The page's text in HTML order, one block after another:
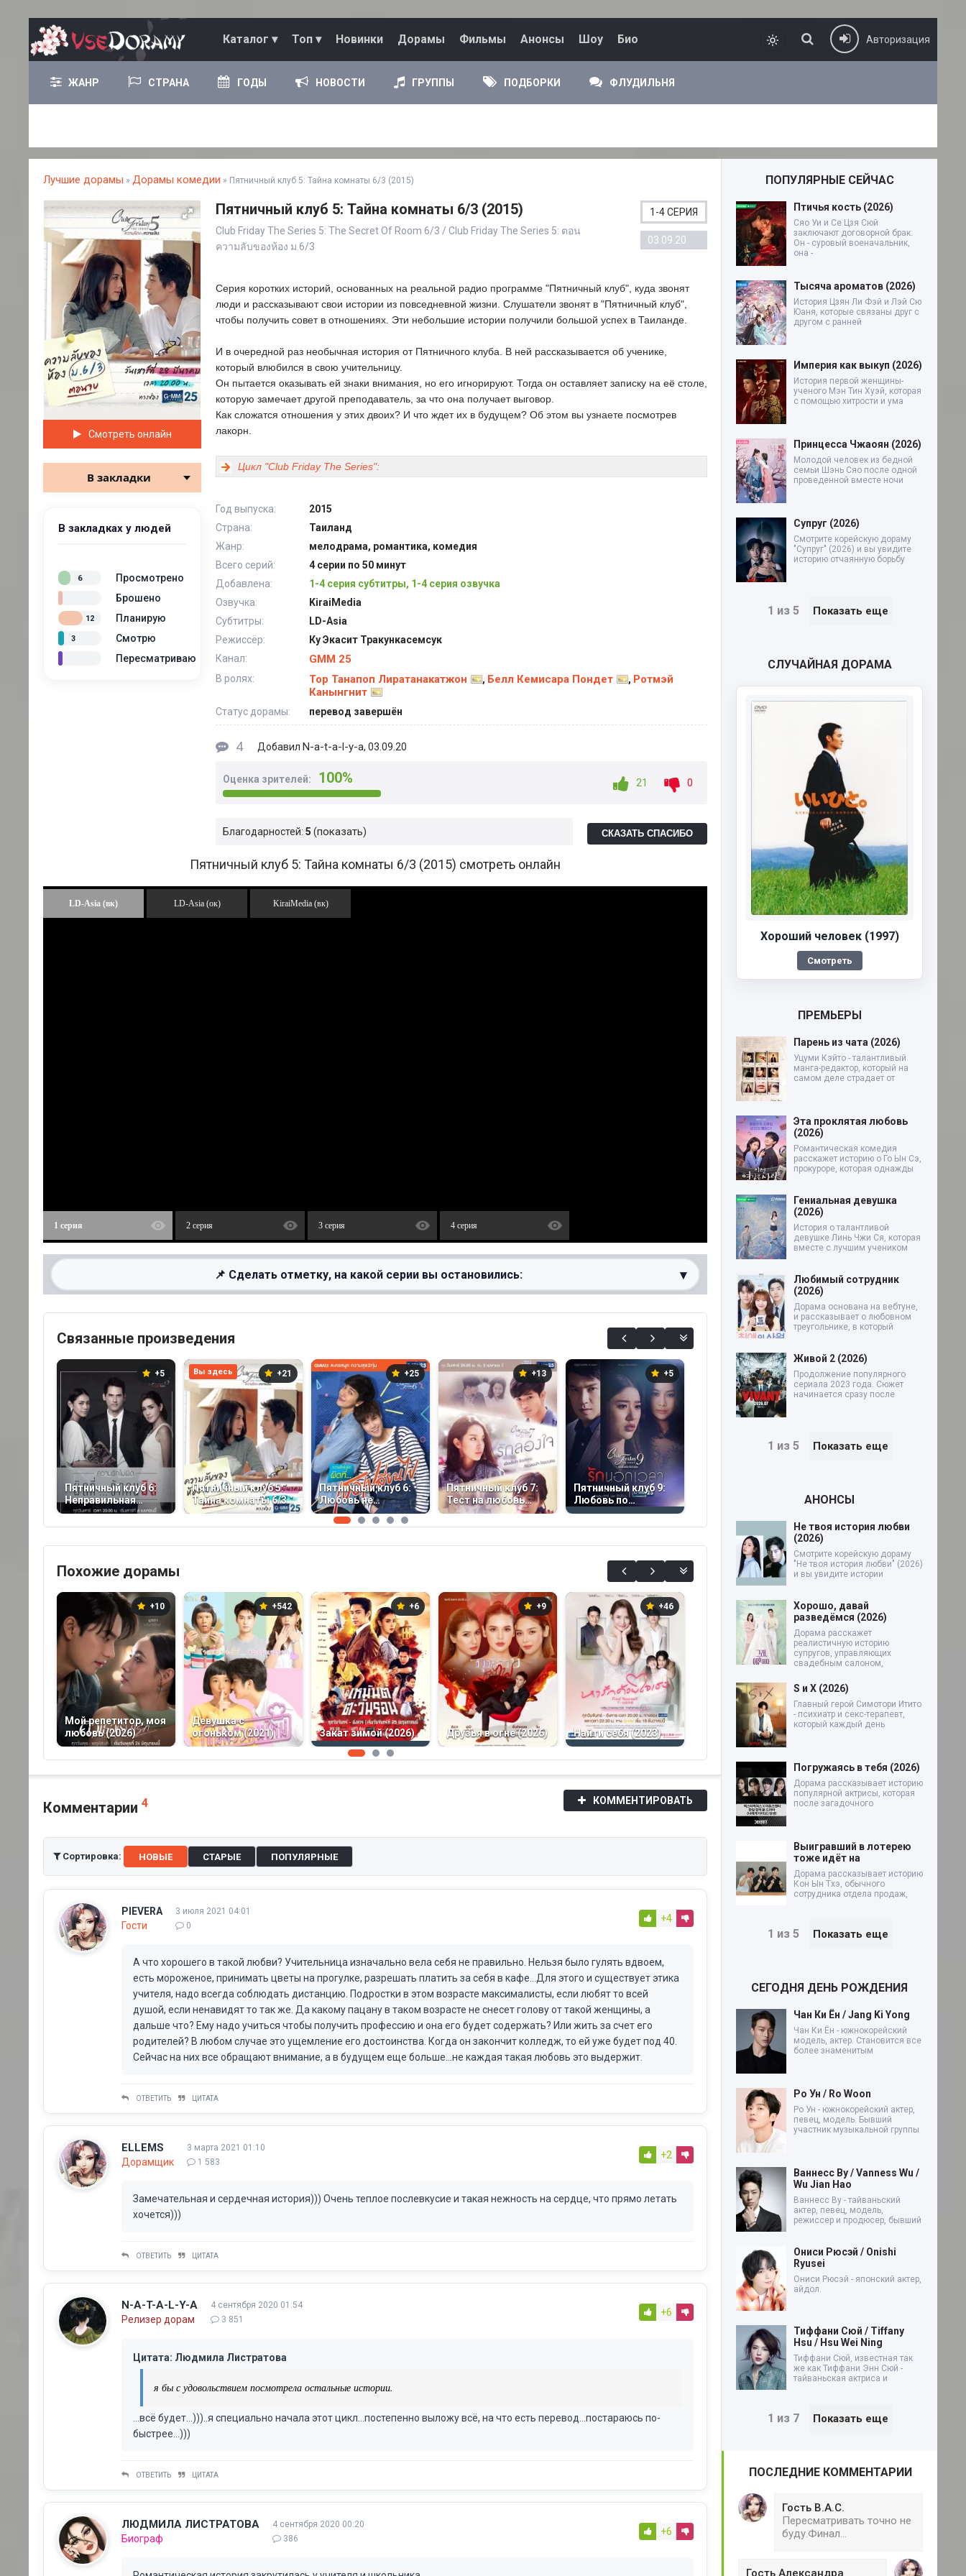
Каталог ▾ Топ ▾ Новинки Дорамы Фильмы Анонсы Шоу Био Авторизация
ЖАНР СТРАНА ГОДЫ НОВОСТИ ГРУППЫ ПОДБОРКИ ФЛУДИЛЬНЯ
Лучшие дорамы » Дорамы комедии » Пятничный клуб 5: Тайна комнаты 6/3 (2015)
Смотреть онлайн
В закладки
В закладках у людей
Просмотрено
6
Брошено
Планирую
12
Смотрю
3
Пересматриваю
Пятничный клуб 5: Тайна комнаты 6/3 (2015)
Club Friday The Series 5: The Secret Of Room 6/3 / Club Friday The Series 5: ตอน
ความลับของห้อง ม.6/3
1-4 СЕРИЯ
03.09.20
Серия коротких историй, основанных на реальной радио программе "Пятничный клуб", куда звонят
люди и рассказывают свои истории из повседневной жизни. Слушатели звонят в "Пятничный клуб",
чтобы получить совет в отношениях. Эти небольшие истории получили большой успех в Таиланде.
И в очередной раз необычная история от Пятничного клуба. В ней рассказывается об ученике,
который влюбился в свою учительницу.
Он пытается оказывать ей знаки внимания, но его игнорируют. Тогда он оставляет записку на её столе,
которую замечает другой преподаватель, за что она получает выговор.
Как сложатся отношения у этих двоих? И что ждет их в будущем? Об этом вы узнаете посмотрев
лакорн.
Цикл "Club Friday The Series":
Год выпуска:
2015
Страна:
Таиланд
Жанр:
мелодрама, романтика, комедия
Всего серий:
4 серии по 50 минут
Добавлена:
1-4 серия субтитры, 1-4 серия озвучка
Озвучка:
KiraiMedia
Субтитры:
LD-Asia
Режиссёр:
Ку Экасит Тракункасемсук
Канал:
GMM 25
В ролях: Тор Танапоп Лиратанакатжон , Белл Кемисара Пондет , Ротмэй
Канынгнит
Статус дорамы: перевод завершён
4 Добавил N-a-t-a-l-y-a, 03.09.20
Оценка зрителей: 100% 21 0
Благодарностей: 5 показать СКАЗАТЬ СПАСИБО
Пятничный клуб 5: Тайна комнаты 6/3 (2015) смотреть онлайн
LD-Asia (вк) LD-Asia (ок) KiraiMedia (вк)
1 серия 2 серия 3 серия 4 серия
📌 Сделать отметку, на какой серии вы остановились: ▾
0%
Связанные произведения
+5
Пятничный клуб 6:
Неправильная
любовь (2015)
+21
Пятничный клуб 5:
Тайна комнаты 6/3
(2015)
Вы здесь +25
Пятничный клуб 6:
Любовь не
виновата, что
сердце изменилось
+13
Пятничный клуб 7:
Тест на любовь
(2016)
+5
Пятничный клуб 9:
Любовь по
расписанию (2017)
+3
Несчастливый День
Похожие дорамы
+10
Мой репетитор, моя
любовь (2026)
+542
Девушка с
огоньком (2021)
+6
Закат зимой (2026)
+9
Друзья в огне (2026)
+46
Найти себя (2023)
+16
Неправильный
конец радуги (2026)
Комментарии 4 КОММЕНТИРОВАТЬ
Сортировка: НОВЫЕ СТАРЫЕ ПОПУЛЯРНЫЕ
PIEVERA
Гости
3 июля 2021 04:01
0
+4
А что хорошего в такой любви? Учительница изначально вела себя не правильно. Нельзя было гулять вдвоем,
есть мороженое, принимать цветы на прогулке, разрешать платить за себя в кафе...Для этого и существует этика
учителя, надо всегда соблюдать дистанцию. Подростки в этом возрасте максималисты, если любят то всей
душой, если ненавидят то так же. Да какому пацану в таком возрасте не снесет голову от такой женщины, а
дальше что? Ему надо учиться чтобы получить профессию и она его будет содержать? Или жить за счет его
родителей? В любом случае это ущемление его достоинства. Когда он закончит колледж, то ей уже будет под 40.
Сейчас на них все обращают внимание, а в будущем еще больше...не каждая такая любовь это выдержит.
ОТВЕТИТЬ ЦИТАТА
ELLEMS
Дорамщик
3 марта 2021 01:10
1 583
+2
Замечательная и сердечная история))) Очень теплое послевкусие и такая нежность на сердце, что прямо летать
хочется)))
ОТВЕТИТЬ ЦИТАТА
N-A-T-A-L-Y-A
Релизер дорам
4 сентября 2020 01:54
3 851
+6
Цитата: Людмила Листратова
я бы с удовольствием посмотрела остальные истории.
...всё будет...)))..я специально начала этот цикл...постепенно выложу всё, на что есть перевод...постараюсь по-
быстрее...)))
ОТВЕТИТЬ ЦИТАТА
ЛЮДМИЛА ЛИСТРАТОВА
Биограф
4 сентября 2020 00:20
386
+6
ПОПУЛЯРНЫЕ СЕЙЧАС
Птичья кость (2026)
Сяо Уи и Се Цзя Сюй
заключают договорной брак.
Он - суровый военачальник,
она -
Тысяча ароматов (2026)
История Цзян Ли Фэй и Лэй Сю
Юаня, которые связаны друг с
другом с ранней
Империя как выкуп (2026)
История первой женщины-
ученого Мэн Тин Хуэй, которая
с помощью хитрости и ума
Принцесса Чжаоян (2026)
Молодой человек из бедной
семьи Шэнь Сяо после одной
проведенной вместе ночи
Супруг (2026)
Смотрите корейскую дораму
"Супруг" (2026) и вы увидите
историю отчаянную борьбу
1 из 5 Показать еще
СЛУЧАЙНАЯ ДОРАМА
Хороший человек (1997)
Смотреть
ПРЕМЬЕРЫ
Парень из чата (2026)
Уцуми Кэйто - талантливый
манга-редактор, который на
самом деле страдает от
Эта проклятая любовь
(2026)
Романтическая комедия
расскажет историю о Го Ын Сэ,
прокуроре, которая однажды
Гениальная девушка
(2026)
История о талантливой
девушке Линь Чжи Ся, которая
вместе с лучшим учеником
Любимый сотрудник
(2026)
Дорама основана на вебтуне,
и рассказывает о любовном
треугольнике, в который
Живой 2 (2026)
Продолжение популярного
сериала 2023 года. Сюжет
начинается сразу после
1 из 5 Показать еще
АНОНСЫ
Не твоя история любви
(2026)
Смотрите корейскую дораму
"Не твоя история любви" (2026)
и вы увидите истории
Хорошо, давай
разведёмся (2026)
Дорама расскажет
реалистичную историю
супругов, управляющих
свадебным салоном,
S и X (2026)
Главный герой Симотори Итито
- психиатр и секс-терапевт,
который каждый день
Погружаясь в тебя (2026)
Дорама рассказывает историю
популярной актрисы, которая
после загадочного
Выигравший в лотерею
тоже идёт на
Дорама рассказывает историю
Кон Ын Тхэ, обычного
сотрудника отдела продаж,
1 из 5 Показать еще
СЕГОДНЯ ДЕНЬ РОЖДЕНИЯ
Чан Ки Ён / Jang Ki Yong
Чан Ки Ён - южнокорейский
модель, актер. Становится все
более знаменитым
Ро Ун / Ro Woon
Ро Ун - южнокорейский актер,
певец, модель. Бывший
участник музыкальной группы
Ваннесс Ву / Vanness Wu /
Wu Jian Hao
Ваннесс Ву - тайваньский
актер, певец, модель,
режиссер и продюсер, бывший
Ониси Рюсэй / Onishi
Ryusei
Ониси Рюсэй - японский актер,
айдол.
Тиффани Сюй / Tiffany
Hsu / Hsu Wei Ning
Тиффани Сюй, известная так
же как Тиффани Энн Сюй -
тайваньская актриса и
1 из 7 Показать еще
ПОСЛЕДНИЕ КОММЕНТАРИИ
Гость В.А.С.
Пересматривать точно не
буду.Финал...